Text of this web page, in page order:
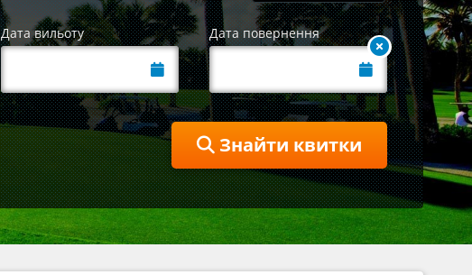
Дата вильоту Дата повернення
Знайти квитки